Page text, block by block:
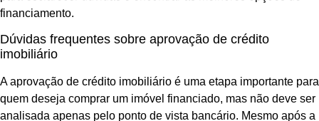
financiamento.
Dúvidas frequentes sobre aprovação de crédito
imobiliário
A aprovação de crédito imobiliário é uma etapa importante para
quem deseja comprar um imóvel financiado, mas não deve ser
analisada apenas pelo ponto de vista bancário. Mesmo após a